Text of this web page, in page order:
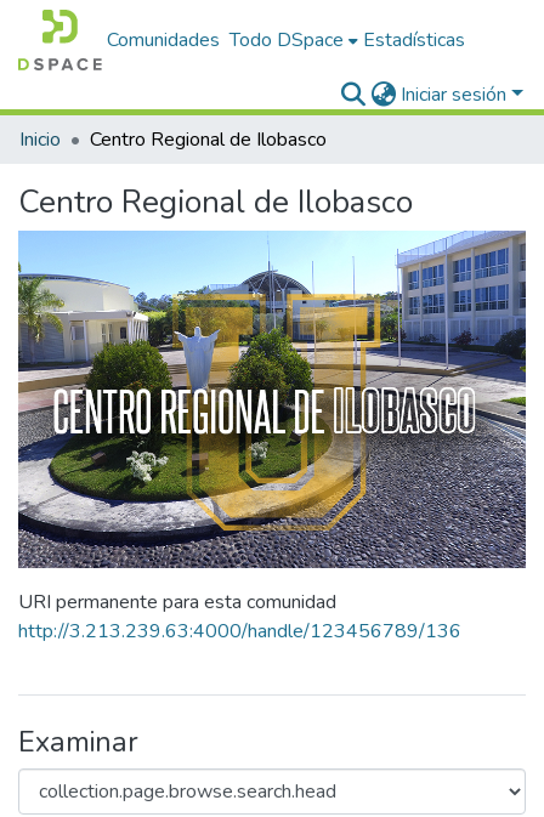
Comunidades Todo DSpace Estadísticas
Iniciar sesión
Inicio
Centro Regional de Ilobasco
Centro Regional de Ilobasco
URI permanente para esta comunidad
http://3.213.239.63:4000/handle/123456789/136
Examinar